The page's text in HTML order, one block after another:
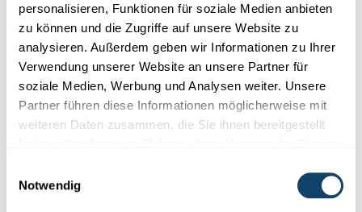
personalisieren, Funktionen für soziale Medien anbieten
zu können und die Zugriffe auf unsere Website zu
analysieren. Außerdem geben wir Informationen zu Ihrer
Verwendung unserer Website an unsere Partner für
soziale Medien, Werbung und Analysen weiter. Unsere
Partner führen diese Informationen möglicherweise mit
weiteren Daten zusammen, die Sie ihnen bereitgestellt
Notwendig